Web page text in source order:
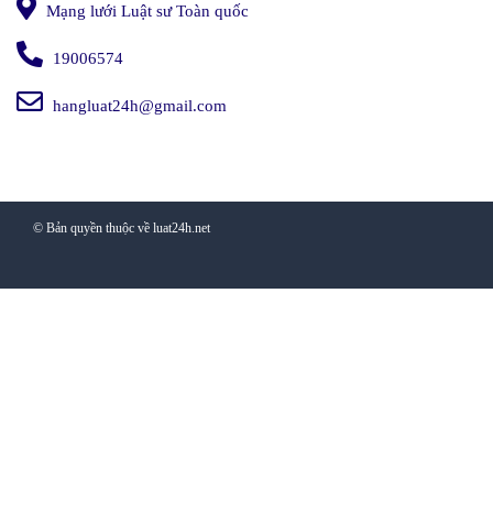
Mạng lưới Luật sư Toàn quốc
19006574
hangluat24h@gmail.com
© Bản quyền thuộc về luat24h.net